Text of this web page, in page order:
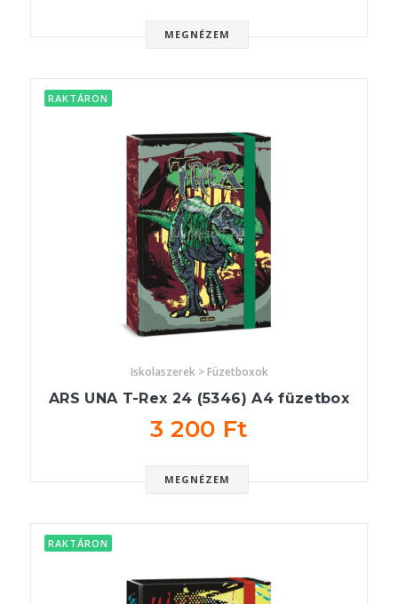
MEGNÉZEM
RAKTÁRON
Iskolaszerek > Füzetboxok
ARS UNA T-Rex 24 (5346) A4 füzetbox
3 200 Ft
MEGNÉZEM
RAKTÁRON